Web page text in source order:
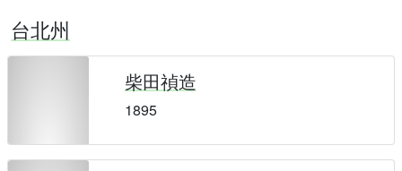
台北州
柴田禎造
1895